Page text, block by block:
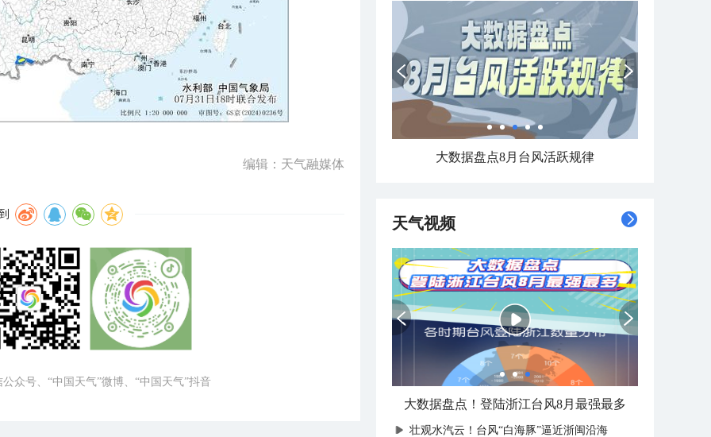
编辑：天气融媒体
众号、“中国天气”微博、“中国天气”抖音
大数据盘点8月台风活跃规律
天气视频
大数据盘点！登陆浙江台风8月最强最多
壮观水汽云！台风“白海豚”逼近浙闽沿海